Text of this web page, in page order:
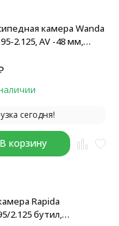
камера Wanda
2.125, AV -48 мм,
сегодня!
В корзину
Rapida
2.125 бутил,